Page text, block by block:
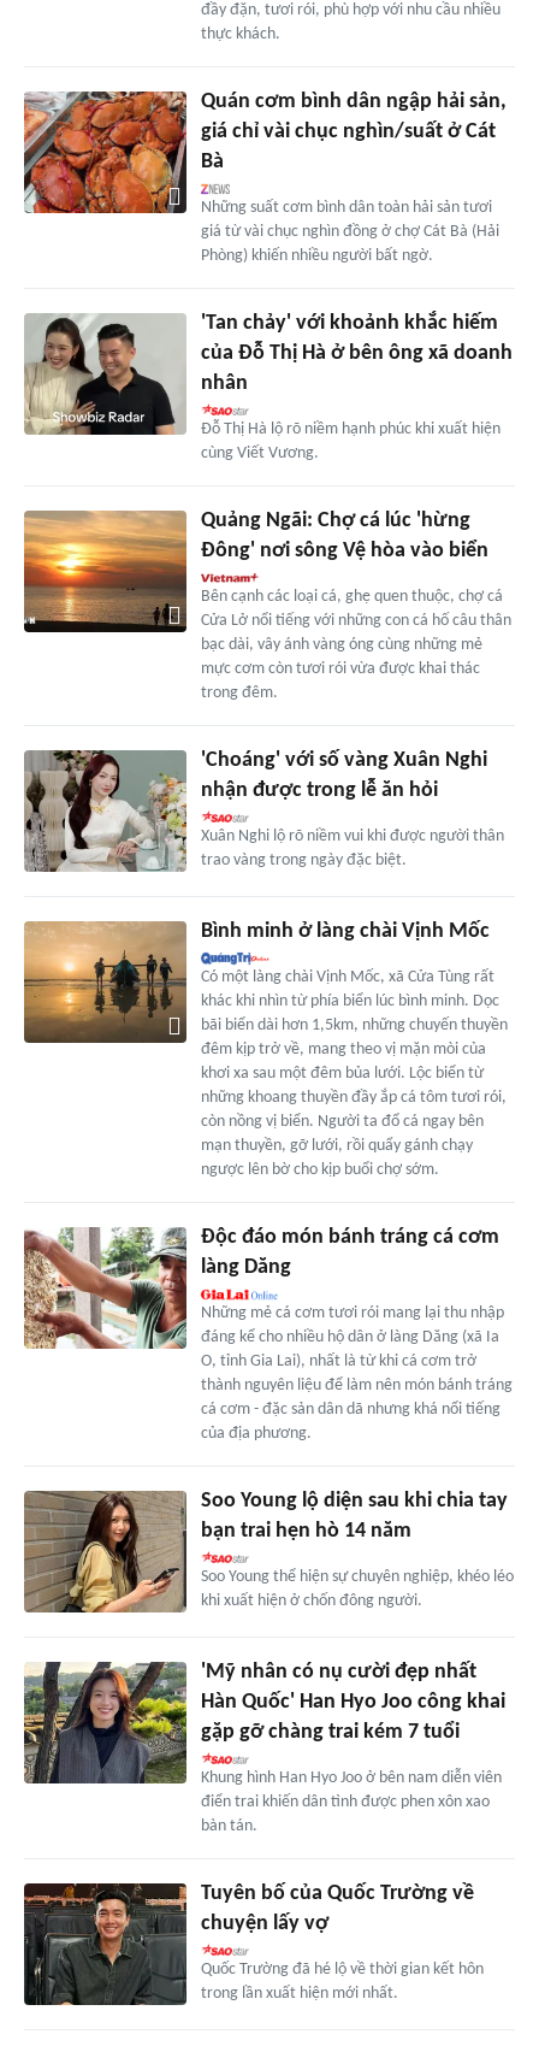
đầy đặn, tươi rói, phù hợp với nhu cầu nhiều
thực khách.
Quán cơm bình dân ngập hải sản,
giá chỉ vài chục nghìn/suất ở Cát
Bà
Những suất cơm bình dân toàn hải sản tươi
giá từ vài chục nghìn đồng ở chợ Cát Bà (Hải
Phòng) khiến nhiều người bất ngờ.
'Tan chảy' với khoảnh khắc hiếm
của Đỗ Thị Hà ở bên ông xã doanh
nhân
Đỗ Thị Hà lộ rõ niềm hạnh phúc khi xuất hiện
cùng Viết Vương.
Quảng Ngãi: Chợ cá lúc 'hừng
Đông' nơi sông Vệ hòa vào biển
Bên cạnh các loại cá, ghẹ quen thuộc, chợ cá
Cửa Lở nổi tiếng với những con cá hố câu thân
bạc dài, vây ánh vàng óng cùng những mẻ
mực cơm còn tươi rói vừa được khai thác
trong đêm.
'Choáng' với số vàng Xuân Nghi
nhận được trong lễ ăn hỏi
Xuân Nghi lộ rõ niềm vui khi được người thân
trao vàng trong ngày đặc biệt.
Bình minh ở làng chài Vịnh Mốc
Có một làng chài Vịnh Mốc, xã Cửa Tùng rất
khác khi nhìn từ phía biển lúc bình minh. Dọc
bãi biển dài hơn 1,5km, những chuyến thuyền
đêm kịp trở về, mang theo vị mặn mòi của
khơi xa sau một đêm bủa lưới. Lộc biển từ
những khoang thuyền đầy ắp cá tôm tươi rói,
còn nồng vị biển. Người ta đổ cá ngay bên
mạn thuyền, gỡ lưới, rồi quẩy gánh chạy
ngược lên bờ cho kịp buổi chợ sớm.
Độc đáo món bánh tráng cá cơm
làng Dăng
Những mẻ cá cơm tươi rói mang lại thu nhập
đáng kể cho nhiều hộ dân ở làng Dăng (xã Ia
O, tỉnh Gia Lai), nhất là từ khi cá cơm trở
thành nguyên liệu để làm nên món bánh tráng
cá cơm - đặc sản dân dã nhưng khá nổi tiếng
của địa phương.
Soo Young lộ diện sau khi chia tay
bạn trai hẹn hò 14 năm
Soo Young thể hiện sự chuyên nghiệp, khéo léo
khi xuất hiện ở chốn đông người.
'Mỹ nhân có nụ cười đẹp nhất
Hàn Quốc' Han Hyo Joo công khai
gặp gỡ chàng trai kém 7 tuổi
Khung hình Han Hyo Joo ở bên nam diễn viên
điển trai khiến dân tình được phen xôn xao
bàn tán.
Tuyên bố của Quốc Trường về
chuyện lấy vợ
Quốc Trường đã hé lộ về thời gian kết hôn
trong lần xuất hiện mới nhất.